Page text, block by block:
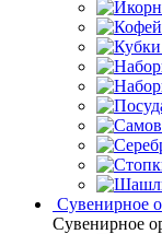
Сувенирное
Сувенирное